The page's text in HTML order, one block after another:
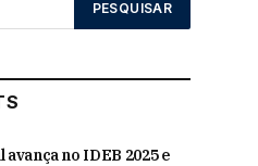
avança no IDEB 2025 e